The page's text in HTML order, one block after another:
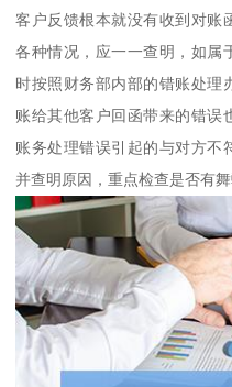
客户反馈根本就没有收到对账
各种情况，应一一查明，如属
时按照财务部内部的错账处理
账给其他客户回函带来的错误
账务处理错误引起的与对方不
并查明原因，重点检查是否有舞